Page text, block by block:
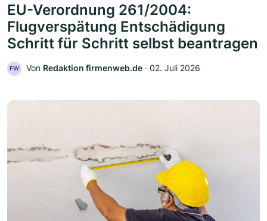
EU-Verordnung 261/2004:
Flugverspätung Entschädigung
Schritt für Schritt selbst beantragen
FW Von Redaktion firmenweb.de ‧ 02. Juli 2026